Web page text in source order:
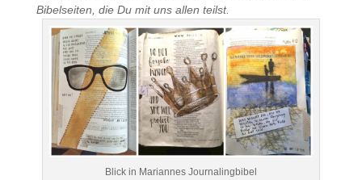
Bibelseiten, die Du mit uns allen teilst.
Blick in Mariannes Journalingbibel